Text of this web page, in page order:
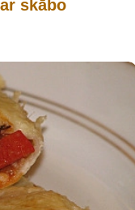
skābo